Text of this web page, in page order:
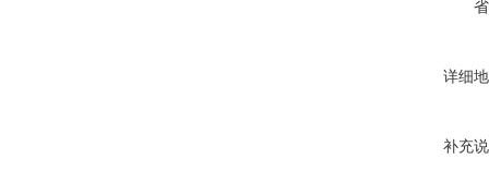
详细
补充